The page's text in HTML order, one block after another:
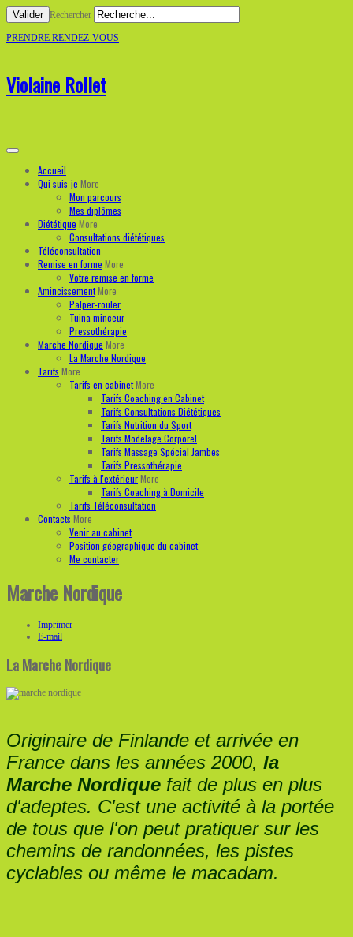
Valider Rechercher
PRENDRE RENDEZ-VOUS
Violaine Rollet
Accueil
Qui suis-je More
Mon parcours
Mes diplômes
Diététique More
Consultations diététiques
Téléconsultation
Remise en forme More
Votre remise en forme
AmincissementMore
Palper-rouler
Tuina minceur
Pressothérapie
Marche Nordique More
La Marche Nordique
Tarifs More
Tarifs en cabinetMore
Tarifs Coaching en Cabinet
Tarifs Consultations Diététiques
Tarifs Nutrition du Sport
Tarifs Modelage Corporel
Tarifs Massage Spécial Jambes
Tarifs Pressothérapie
Tarifs à l'extérieurMore
Tarifs Coaching à Domicile
Tarifs Téléconsultation
Contacts More
Venir au cabinet
Position géographique du cabinet
Me contacter
Marche Nordique
Imprimer
E-mail
La Marche Nordique
Originaire de Finlande et arrivée en
France dans les années 2000, la
Marche Nordique fait de plus en plus
d'adeptes. C'est une activité à la portée
de tous que l'on peut pratiquer sur les
chemins de randonnées, les pistes
cyclables ou même le macadam.